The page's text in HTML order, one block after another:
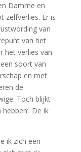
Damme en
zelfverlies. Er is
van
van het
het verlies van
soort van
en met
de
Toch blijkt
De ik
ik zich een